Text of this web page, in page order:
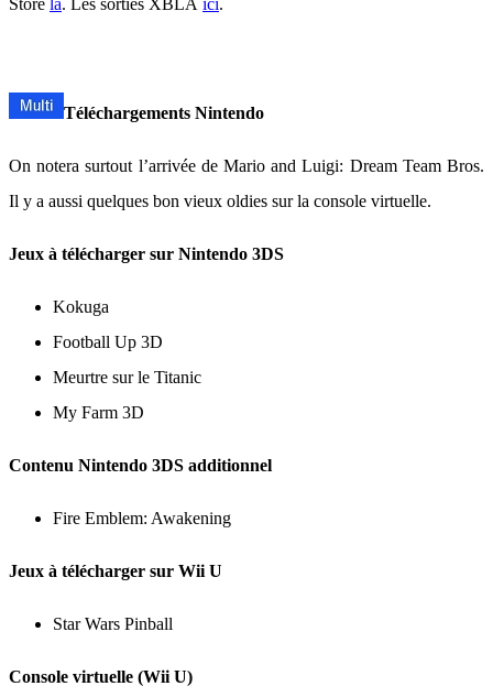
Store là. Les sorties XBLA ici.
Téléchargements Nintendo
On notera surtout l’arrivée de Mario and Luigi: Dream Team Bros.
Il y a aussi quelques bon vieux oldies sur la console virtuelle.
Jeux à télécharger sur Nintendo 3DS
Kokuga
Football Up 3D
Meurtre sur le Titanic
My Farm 3D
Contenu Nintendo 3DS additionnel
Fire Emblem: Awakening
Jeux à télécharger sur Wii U
Star Wars Pinball
Console virtuelle (Wii U)